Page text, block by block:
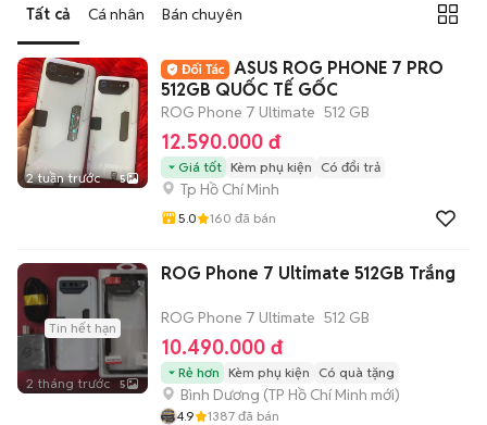
Tất cả Cá nhân Bán chuyên
2 tuần trước 5
ASUS ROG PHONE 7 PRO
512GB QUỐC TẾ GỐC
ROG Phone 7 Ultimate 512 GB
12.590.000 đ
Giá tốt Kèm phụ kiện Có đổi trả
Tp Hồ Chí Minh
5.0 160 đã bán
Tin hết hạn
2 tháng trước 5
ROG Phone 7 Ultimate 512GB Trắng
ROG Phone 7 Ultimate 512 GB
10.490.000 đ
Rẻ hơn Kèm phụ kiện Có quà tặng
Bình Dương (TP Hồ Chí Minh mới)
4.9 1387 đã bán